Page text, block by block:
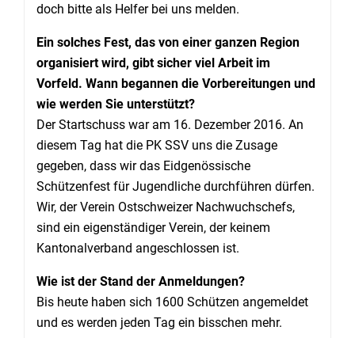
doch bitte als Helfer bei uns melden.
Ein solches Fest, das von einer ganzen Region
organisiert wird, gibt sicher viel Arbeit im
Vorfeld. Wann begannen die Vorbereitungen und
wie werden Sie unterstützt?
Der Startschuss war am 16. Dezember 2016. An
diesem Tag hat die PK SSV uns die Zusage
gegeben, dass wir das Eidgenössische
Schützenfest für Jugendliche durchführen dürfen.
Wir, der Verein Ostschweizer Nachwuchschefs,
sind ein eigenständiger Verein, der keinem
Kantonalverband angeschlossen ist.
Wie ist der Stand der Anmeldungen?
Bis heute haben sich 1600 Schützen angemeldet
und es werden jeden Tag ein bisschen mehr.